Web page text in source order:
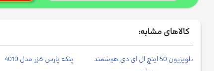
کالاهای مشابه:
پنکه پارس خزر مدل 4010
تلویزیون 50 اینچ ال ای دی هوشمند